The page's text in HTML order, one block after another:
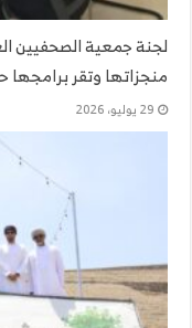
لجنة جمعية الصحفيين
منجزاتها وتقر برامجها
29 يوليو، 2026